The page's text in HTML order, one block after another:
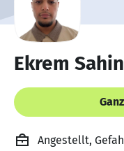
Ekrem
Angestellt,